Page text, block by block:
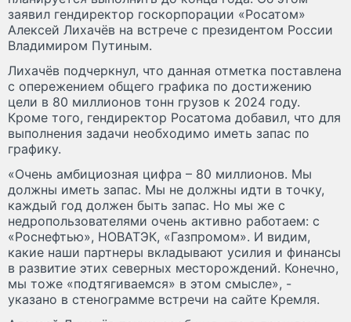
заявил гендиректор госкорпорации «Росатом»
Алексей Лихачёв на встрече с президентом России
Владимиром Путиным.
Лихачёв подчеркнул, что данная отметка поставлена
с опережением общего графика по достижению
цели в 80 миллионов тонн грузов к 2024 году.
Кроме того, гендиректор Росатома добавил, что для
выполнения задачи необходимо иметь запас по
графику.
«Очень амбициозная цифра – 80 миллионов. Мы
должны иметь запас. Мы не должны идти в точку,
каждый год должен быть запас. Но мы же с
недропользователями очень активно работаем: с
«Роснефтью», НОВАТЭК, «Газпромом». И видим,
какие наши партнеры вкладывают усилия и финансы
в развитие этих северных месторождений. Конечно,
мы тоже «подтягиваемся» в этом смысле», -
указано в стенограмме встречи на сайте Кремля.